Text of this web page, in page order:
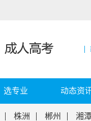
选专业 动态资
株洲 郴州 湘